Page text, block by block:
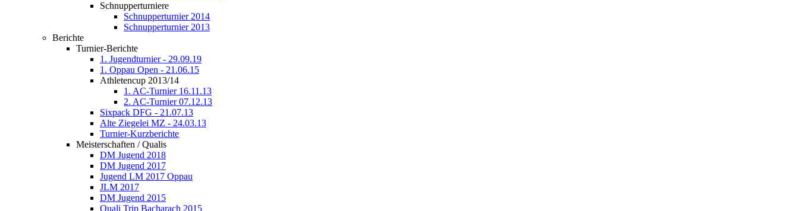
Schnupperturniere
Schnupperturnier 2014
Schnupperturnier 2013
Berichte
Turnier-Berichte
1. Jugendturnier - 29.09.19
1. Oppau Open - 21.06.15
Athletencup 2013/14
1. AC-Turnier 16.11.13
2. AC-Turnier 07.12.13
Sixpack DFG - 21.07.13
Alte Ziegelei MZ - 24.03.13
Turnier-Kurzberichte
Meisterschaften / Qualis
DM Jugend 2018
DM Jugend 2017
Jugend LM 2017 Oppau
JLM 2017
DM Jugend 2015
Quali Trip Bacharach 2015